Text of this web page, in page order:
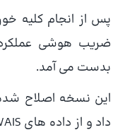
پس از انجام کلیه
ضریب هوشی
بدست می آمد.
این نسخه اصلاح شده